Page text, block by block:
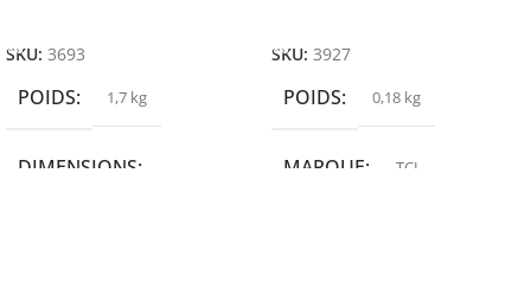
SKU: 3693
POIDS 1,7 kg
DIMENSIONS
SKU: 3927
POIDS 0,18 kg
MARQUE TCL